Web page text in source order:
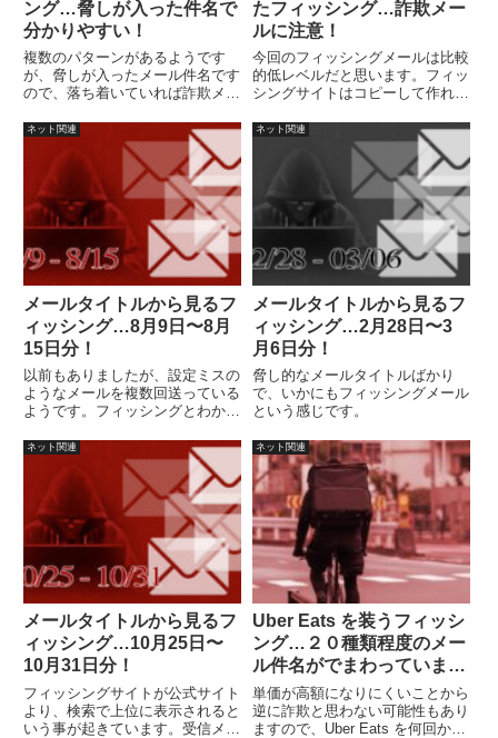
ング…脅しが入った件名で
分かりやすい！
複数のパターンがあるようです
が、脅しが入ったメール件名です
ので、落ち着いていれば詐欺メー
たフィッシング…詐欺メー
ルに注意！
今回のフィッシングメールは比較
的低レベルだと思います。フィッ
シングサイトはコピーして作れま
がありますので、外国人が作った
場合は、おかしな文章になりがち
です。詐欺メールの気になる点：
1.メールアドレスに「様」を付け
て送っている。
ネット関連
メールタイトルから見るフ
ィッシング…8月9日〜8月
15日分！
以前もありましたが、設定ミスの
ようなメールを複数回送っている
ようです。フィッシングとわかり
ネット関連
メールタイトルから見るフ
ィッシング…2月28日〜3
月6日分！
脅し的なメールタイトルばかり
で、いかにもフィッシングメール
という感じです。
ネット関連
メールタイトルから見るフ
ィッシング…10月25日〜
10月31日分！
フィッシングサイトが公式サイト
より、検索で上位に表示されると
いう事が起きています。受信メー
ネット関連
Uber Eats を装うフィッシ
ング…２０種類程度のメー
ル件名がでまわっていま
す！
単価が高額になりにくいことから
逆に詐欺と思わない可能性もあり
ますので、Uber Eats を何回か利